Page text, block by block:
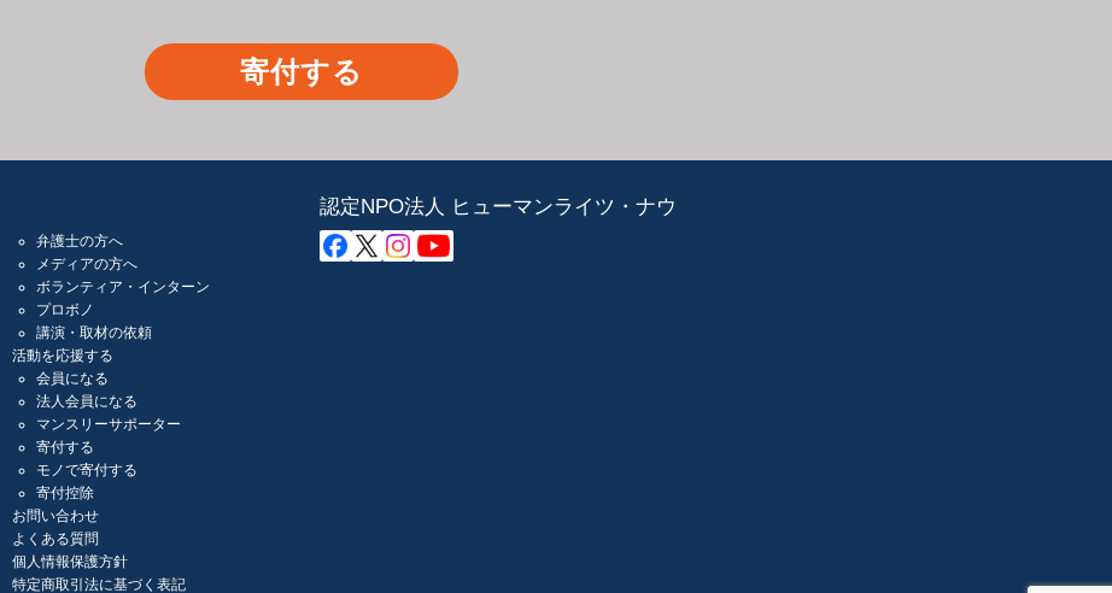
寄付する
弁護士の方へ
メディアの方へ
ボランティア・インターン
プロボノ
講演・取材の依頼
活動を応援する
会員になる
法人会員になる
マンスリーサポーター
寄付する
モノで寄付する
寄付控除
お問い合わせ
よくある質問
個人情報保護方針
特定商取引法に基づく表記
認定NPO法人 ヒューマンライツ・ナウ